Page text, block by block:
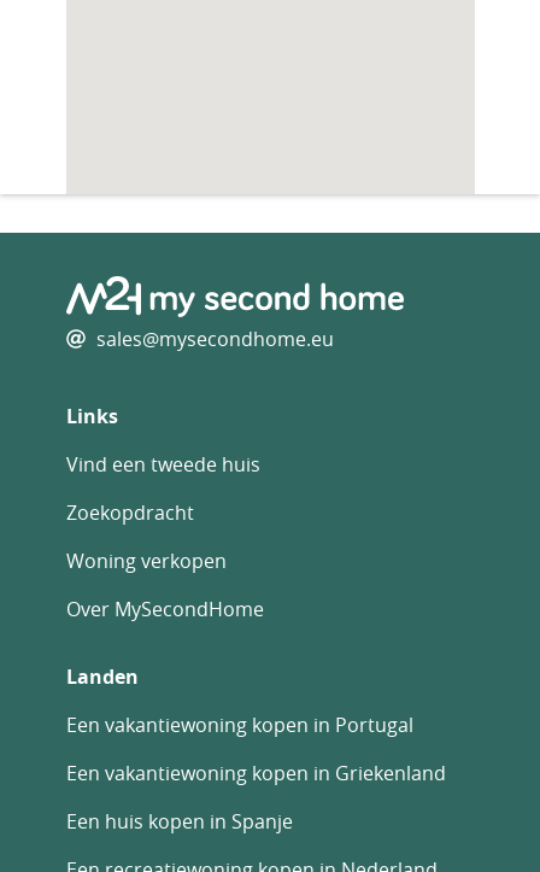
sales@mysecondhome.eu
Links
Vind een tweede huis
Zoekopdracht
Woning verkopen
Over MySecondHome
Landen
Een vakantiewoning kopen in Portugal
Een vakantiewoning kopen in Griekenland
Een huis kopen in Spanje